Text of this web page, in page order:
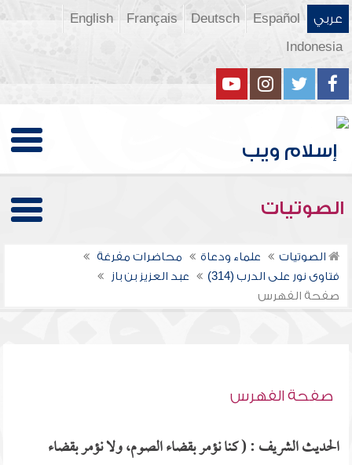
عربي Español
Deutsch
Français
English
Indonesia
الصوتيات
الصوتيات علماء ودعاة
محاضرات مفرغة
فتاوى نور على الدرب (314)
عبد العزيز بن باز
صفحة الفهرس
صفحة الفهرس
الحديث الشريف : ( كنا نؤمر بقضاء الصوم، ولا نؤمر بقضاء